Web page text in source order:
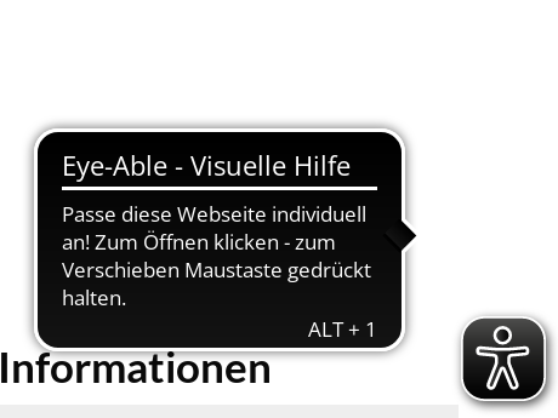
Informationen